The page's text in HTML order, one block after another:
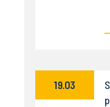
19.03